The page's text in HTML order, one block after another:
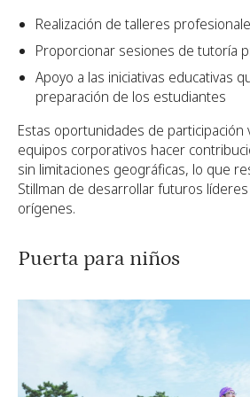
Realización de talleres
Proporcionar sesiones de tutoría
Apoyo a las iniciativas educativas
preparación de los estudiantes
Estas oportunidades de participación
equipos corporativos hacer
sin limitaciones geográficas, lo que
Stillman de desarrollar futuros
orígenes.
Puerta para niños